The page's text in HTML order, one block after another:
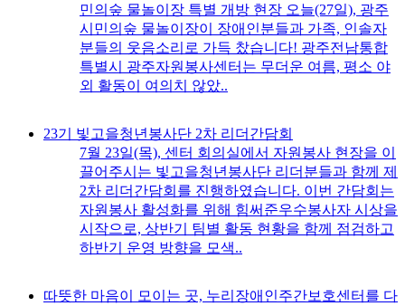
민의숲 물놀이장 특별 개방 현장 오늘(27일), 광주
시민의숲 물놀이장이 장애인분들과 가족, 인솔자
분들의 웃음소리로 가득 찼습니다! 광주전남통합
특별시 광주자원봉사센터는 무더운 여름, 평소 야
외 활동이 여의치 않았..
23기 빛고을청년봉사단 2차 리더간담회
7월 23일(목), 센터 회의실에서 자원봉사 현장을 이
끌어주시는 빛고을청년봉사단 리더분들과 함께 제
2차 리더간담회를 진행하였습니다. 이번 간담회는
자원봉사 활성화를 위해 힘써준우수봉사자 시상을
시작으로, 상반기 팀별 활동 현황을 함께 점검하고
하반기 운영 방향을 모색..
따뜻한 마음이 모이는 곳, 누리장애인주간보호센터를 다